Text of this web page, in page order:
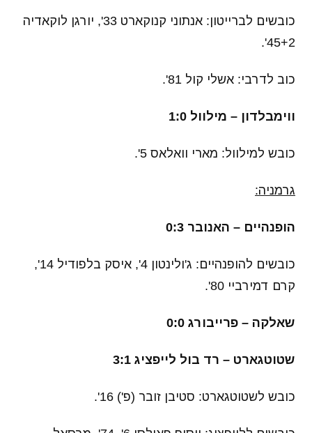
כובשים לברייטון: אנתוני קנוקארט 33', יורגן לוקאדיה
45+2'.
כוב לדרבי: אשלי קול 81'.
ווימבלדון – מילוול 1:0
כובש למילוול: מארי וואלאס 5'.
גרמניה:
הופנהיים – האנובר 0:3
כובשים להופנהיים: ג'ולינטון 4', איסק בלפודיל 14',
קרם דמירביי 80'.
שאלקה – פרייבורג 0:0
שטוטגארט – רד בול לייפציג 3:1
כובש לשטוטגארט: סטיבן זובר (פ') 16'.